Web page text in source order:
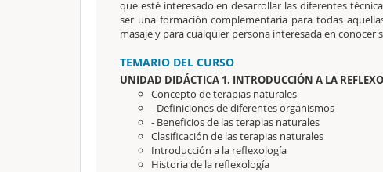
que esté interesado en desarrollar las diferentes
ser una formación complementaria para todas
masaje y para cualquier persona interesada en conocer
TEMARIO DEL CURSO
UNIDAD DIDÁCTICA 1. INTRODUCCIÓN A LA
Concepto de terapias naturales
- Definiciones de diferentes organismos
- Beneficios de las terapias naturales
Clasificación de las terapias naturales
Introducción a la reflexología
Historia de la reflexología